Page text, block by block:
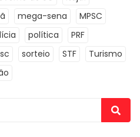
mega-sena
MPSC
política
PRF
sc sorteio STF
Turismo